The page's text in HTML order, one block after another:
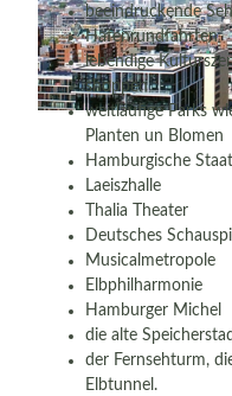
© Bispingen Touristik
beeindruckende
Hafenrundfahrten
lebendige
shoppen
weitläufige Parks
Planten un Blomen
Hamburgische
Laeiszhalle
Thalia Theater
Deutsches
Musicalmetropole
Elbphilharmonie
Hamburger Michel
die alte
der Fernsehturm,
Elbtunnel.